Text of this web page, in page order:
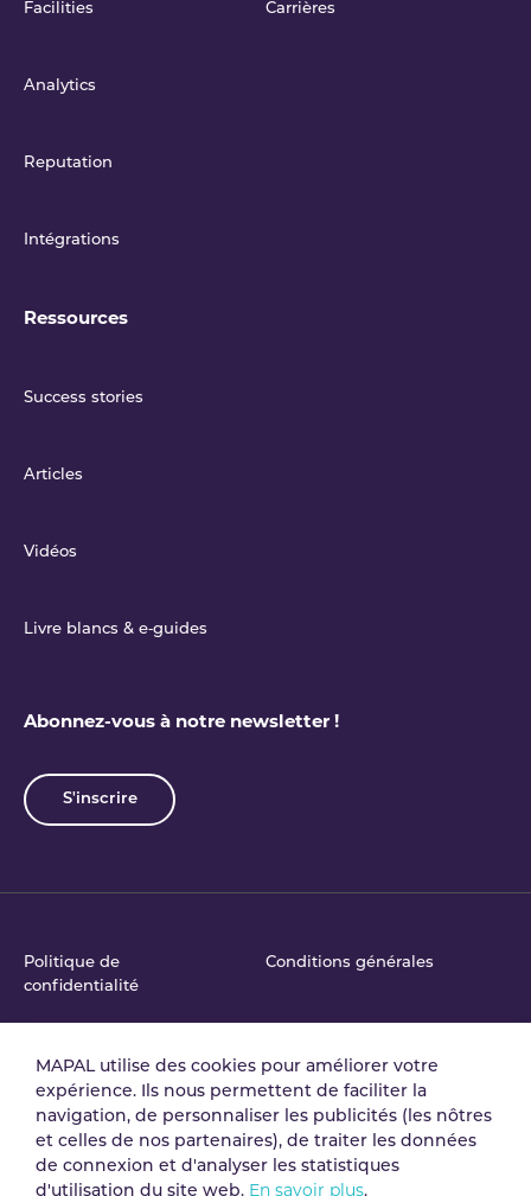
Facilities
Analytics
Reputation
Intégrations
Carrières
Ressources
Success stories
Articles
Vidéos
Livre blancs & e‑guides
Abonnez-vous à notre newsletter !
S'inscrire
Politique de
confidentialité
Conditions générales
Accord de traitement
des données
Politique de Sécurité de
l'Information
Mentions légales Gestion des cookies
MAPAL utilise des cookies pour améliorer votre
expérience. Ils nous permettent de faciliter la
navigation, de personnaliser les publicités (les nôtres
et celles de nos partenaires), de traiter les données
de connexion et d'analyser les statistiques
d'utilisation du site web. En savoir plus.